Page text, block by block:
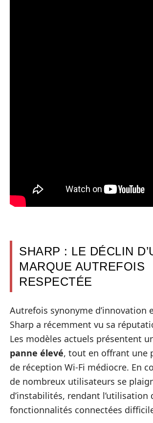
SHARP : LE DÉCLIN
MARQUE AUTREFOIS
RESPECTÉE
Autrefois synonyme d’innovation
Sharp a récemment vu sa
Les modèles actuels présentent
panne élevé, tout en offrant une
de réception Wi-Fi médiocre. En
de nombreux utilisateurs se
d’instabilités, rendant l’utilisation
fonctionnalités connectées